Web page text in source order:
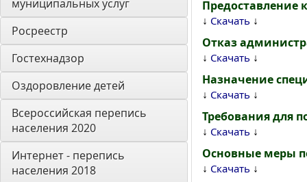
муниципальных услуг
Росреестр
Гостехнадзор
Оздоровление детей
Всероссийская перепись
населения 2020
Интернет - перепись
населения 2018
Предоставление
↓ Скачать ↓
Отказ
↓ Скачать ↓
Назначение
↓ Скачать ↓
Требования для
↓ Скачать ↓
Основные меры
↓ Скачать ↓